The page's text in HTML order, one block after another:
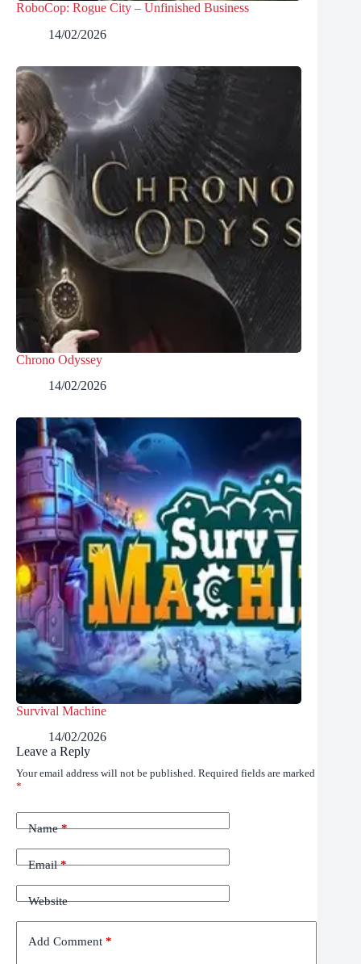
RoboCop: Rogue City – Unfinished Business
14/02/2026
Chrono Odyssey
14/02/2026
Survival Machine
14/02/2026
Leave a Reply
Your email address will not be published. Required fields are marked
*
Name*
Email*
Website
Add Comment *